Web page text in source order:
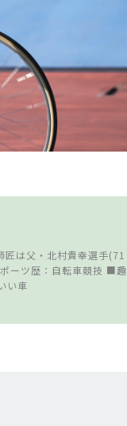
は父・北村貴幸選手(71
ーツ歴：自転車競技 ■趣
い車